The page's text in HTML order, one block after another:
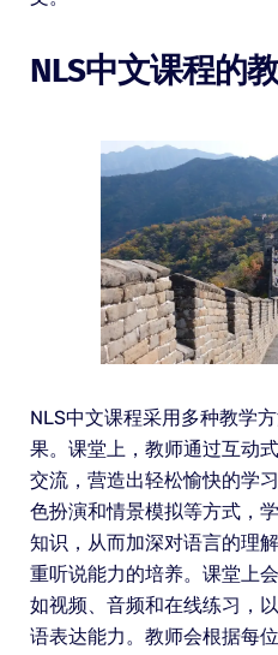
NLS中文课程的
NLS中文课程采用多种教学
果。课堂上，教师通过互动
交流，营造出轻松愉快的学
色扮演和情景模拟等方式，
知识，从而加深对语言的理
重听说能力的培养。课堂上
如视频、音频和在线练习，
语表达能力。教师会根据每